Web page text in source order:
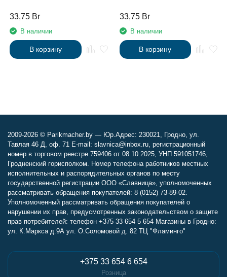
33,75 Br
В наличии
В корзину
33,75 Br
В наличии
В корзину
2009-2026 © Parikmacher.by — Юр.Адрес: 230021, Гродно, ул.
Тавлая 46 Д, оф. 71 E-mail: slavnica@inbox.ru, регистрационный
номер в торговом реестре 759406 от 08.10.2025, УНП 591051746,
Гродненский горисполком. Номер телефона работников местных
исполнительных и распорядительных органов по месту
государственной регистрации ООО «Славница», уполномоченных
рассматривать обращения покупателей: 8 (0152) 73-89-02.
Уполномоченный рассматривать обращения покупателей о
нарушении их прав, предусмотренных законодательством о защите
прав потребителей: телефон +375 33 654 5 654 Магазины в Гродно:
ул. К.Маркса д.9А ул. О.Соломовой д. 82 ТЦ "Фламинго"
+375 33 654 6 654
Розница